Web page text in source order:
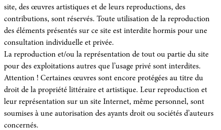
site, des œuvres artistiques et de leurs reproductions, des
contributions, sont réservés. Toute utilisation de la reproduction
des éléments présentés sur ce site est interdite hormis pour une
consultation individuelle et privée.
La reproduction et/ou la représentation de tout ou partie du site
pour des exploitations autres que l’usage privé sont interdites.
Attention ! Certaines œuvres sont encore protégées au titre du
droit de la propriété littéraire et artistique. Leur reproduction et
leur représentation sur un site Internet, même personnel, sont
soumises à une autorisation des ayants droit ou sociétés d’auteurs
concernés.